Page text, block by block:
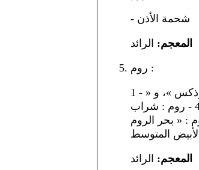
- شحمة الأذن
المعجم: الرائد
روم :
1 - روم بيزنطيون . 2 - روم : فرقتان من النصارى هما : « الروم الأرثوذكس »، و «
الروم الكاثوليك » التابعون لسلطة البابا . 3 - روم : شحمة الأذن . 4 - روم : شراب
الروم »: سورة من سور القرآن الكريم . 6 - روم : « بحر الروم
المعجم: الرائد